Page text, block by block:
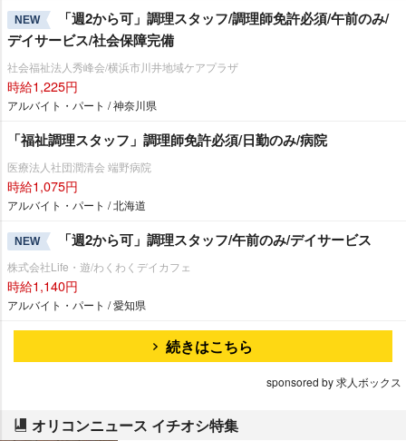
NEW
「週2から可」調理スタッフ/調理師免許必須/午前のみ/
デイサービス/社会保障完備
社会福祉法人秀峰会/横浜市川井地域ケアプラザ
時給1,225円
アルバイト・パート / 神奈川県
「福祉調理スタッフ」調理師免許必須/日勤のみ/病院
医療法人社団潤清会 端野病院
時給1,075円
アルバイト・パート / 北海道
NEW 「週2から可」調理スタッフ/午前のみ/デイサービス
株式会社Life・遊/わくわくデイカフェ
時給1,140円
アルバイト・パート / 愛知県
続きはこちら
sponsored by 求人ボックス
オリコンニュース イチオシ特集